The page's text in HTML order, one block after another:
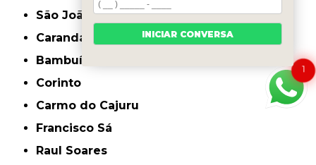
São João do Paraíso
Carandaí
Bambuí
Corinto
Carmo do Cajuru
Francisco Sá
Raul Soares
1
INICIAR CONVERSA